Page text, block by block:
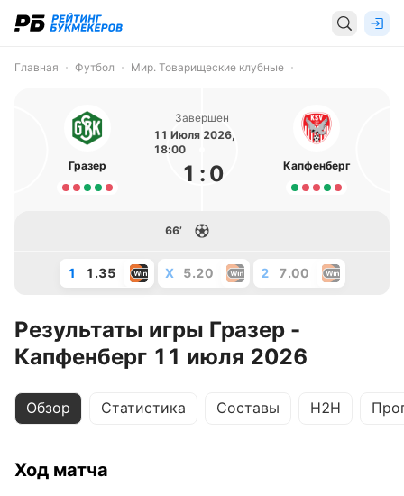
Главная Футбол Мир. Товарищеские клубные
Гразер
Завершен
11 Июля 2026,
18:00
1 : 0 Капфенберг
66’
1 1.35 X 5.20 2 7.00
Результаты игры Гразер -
Капфенберг 11 июля 2026
Обзор Статистика Составы H2H
Ход матча